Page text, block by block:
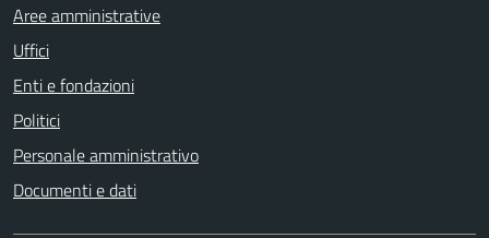
Aree amministrative
Uffici
Enti e fondazioni
Politici
Personale amministrativo
Documenti e dati